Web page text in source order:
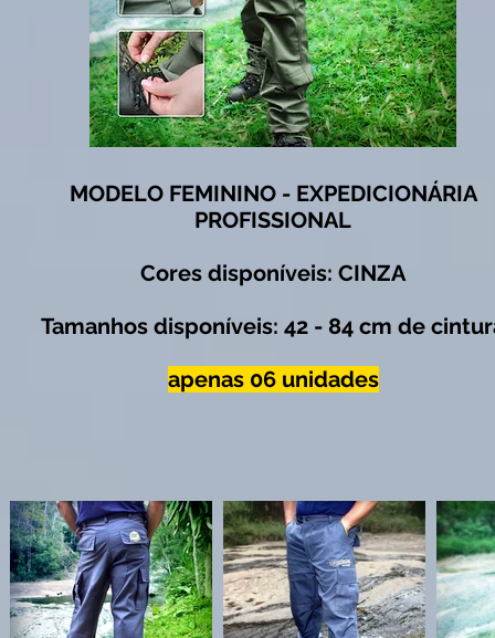
MODELO FEMININO - EXPEDICIONÁRIA
PROFISSIONAL
Cores disponíveis: CINZA
Tamanhos disponíveis: 42 - 84 cm de
apenas 06 unidades